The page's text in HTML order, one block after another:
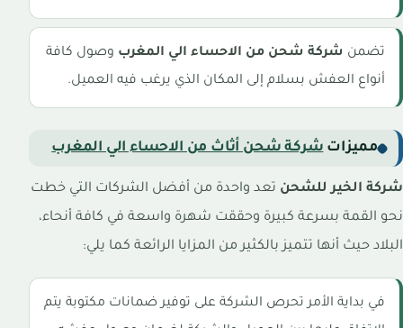
تضمن شركة شحن من الاحساء الي المغرب وصول كافة
أنواع العفش بسلام إلى المكان الذي يرغب فيه العميل.
مميزاتشركة شحن أثاث من الاحساء الي المغرب
شركة الخير للشحن تعد واحدة من أفضل الشركات التي خطت
نحو القمة بسرعة كبيرة وحققت شهرة واسعة في كافة أنحاء،
البلاد حيث أنها تتميز بالكثير من المزايا الرائعة كما يلي:
في بداية الأمر تحرص الشركة على توفير ضمانات مكتوبة يتم